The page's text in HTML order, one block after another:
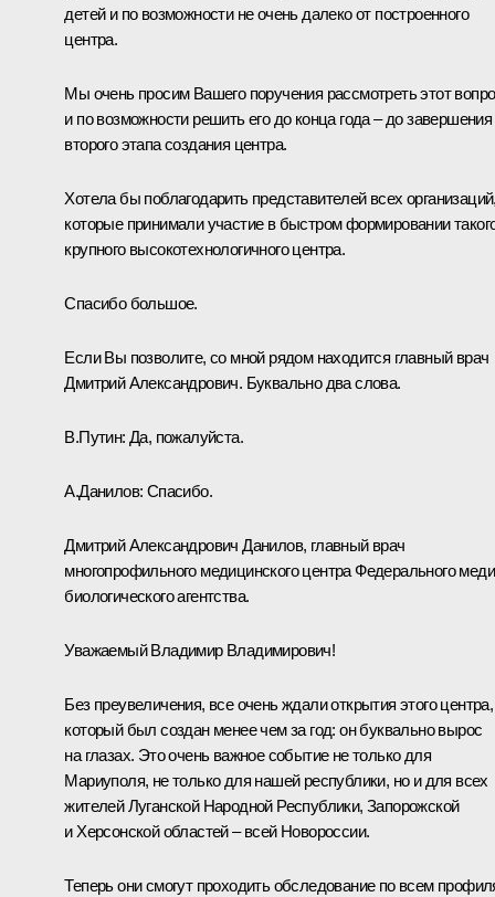
детей и по возможности не очень далеко от построенного
центра.
Мы очень просим Вашего поручения рассмотреть этот
и по возможности решить его до конца года – до завершения
второго этапа создания центра.
Хотела бы поблагодарить представителей всех
которые принимали участие в быстром формировании
крупного высокотехнологичного центра.
Спасибо большое.
Если Вы позволите, со мной рядом находится главный врач
Дмитрий Александрович. Буквально два слова.
В.Путин: Да, пожалуйста.
А.Данилов: Спасибо.
Дмитрий Александрович Данилов, главный врач
многопрофильного медицинского центра Федерального
биологического агентства.
Уважаемый Владимир Владимирович!
Без преувеличения, все очень ждали открытия этого центра,
который был создан менее чем за год: он буквально вырос
на глазах. Это очень важное событие не только для
Мариуполя, не только для нашей республики, но и для всех
жителей Луганской Народной Республики, Запорожской
и Херсонской областей – всей Новороссии.
Теперь они смогут проходить обследование по всем